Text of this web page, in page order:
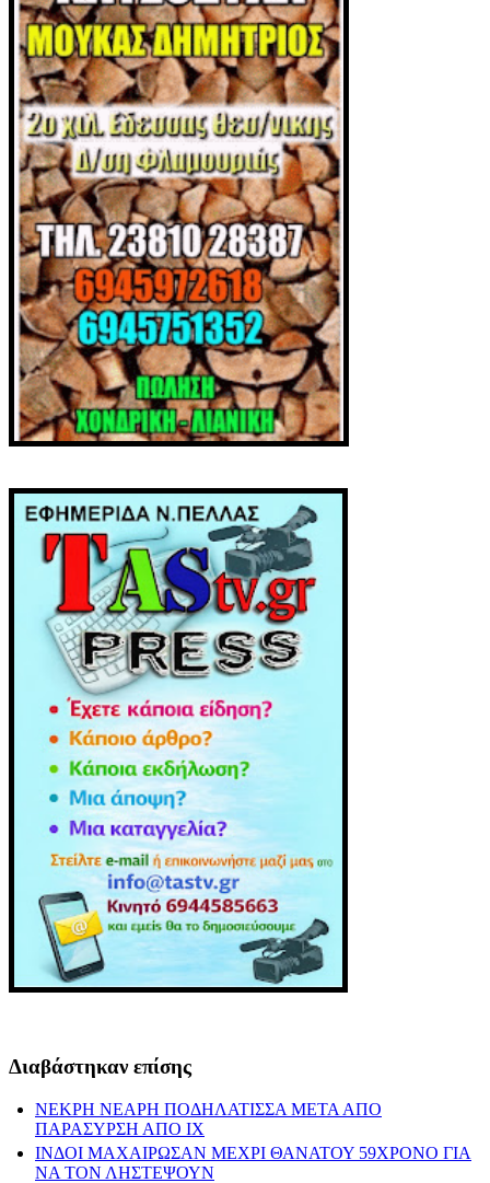
Διαβάστηκαν επίσης
ΝΕΚΡΗ ΝΕΑΡΗ ΠΟΔΗΛΑΤΙΣΣΑ ΜΕΤΑ ΑΠΟ
ΠΑΡΑΣΥΡΣΗ ΑΠΟ ΙΧ
ΙΝΔΟΙ ΜΑΧΑΙΡΩΣΑΝ ΜΕΧΡΙ ΘΑΝΑΤΟΥ 59ΧΡΟΝΟ ΓΙΑ
ΝΑ ΤΟΝ ΛΗΣΤΕΨΟΥΝ